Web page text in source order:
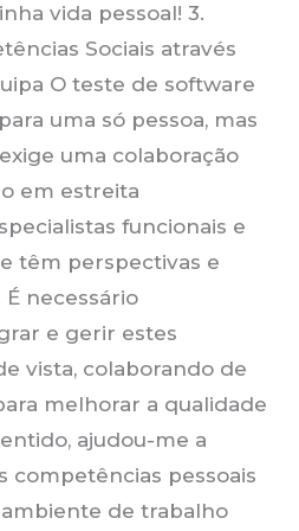
vida pessoal! 3.
Sociais através
O teste de software
uma só pessoa, mas
uma colaboração
em estreita
funcionais e
têm perspectivas e
necessário
e gerir estes
vista, colaborando de
melhorar a qualidade
ajudou-me a
competências pessoais
de trabalho